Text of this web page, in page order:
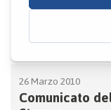
3 Febbraio 2011
MINISTERO
dicembre 2011’
26 Marzo 2010
Comunicato